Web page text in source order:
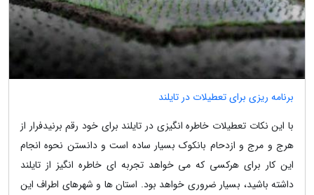
برنامه ریزی برای تعطیلات در تایلند
با این نکات تعطیلات خاطره انگیزی در تایلند برای خود رقم برنیدفرار از
هرج و مرج و ازدحام بانکوک بسیار ساده است و دانستن نحوه انجام
این کار برای هرکسی که می خواهد تجربه ای خاطره انگیز از تایلند
داشته باشید، بسیار ضروری خواهد بود. استان ها و شهرهای اطراف این